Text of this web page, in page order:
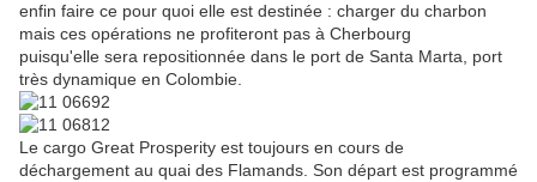
enfin faire ce pour quoi elle est destinée : charger du charbon
mais ces opérations ne profiteront pas à Cherbourg
puisqu'elle sera repositionnée dans le port de Santa Marta, port
très dynamique en Colombie.
Le cargo Great Prosperity est toujours en cours de
déchargement au quai des Flamands. Son départ est programmé